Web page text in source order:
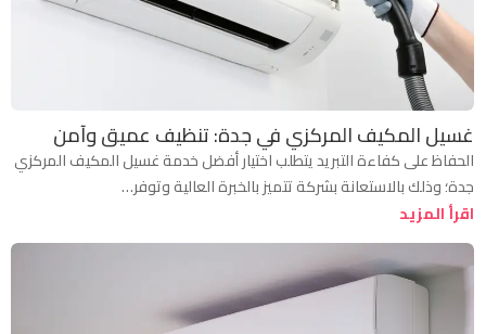
غسيل المكيف المركزي في جدة: تنظيف عميق وآمن
الحفاظ على كفاءة التبريد يتطلب اختيار أفضل خدمة غسيل المكيف المركزي
جدة؛ وذلك بالاستعانة بشركة تتميز بالخبرة العالية وتوفر…
اقرأ المزيد